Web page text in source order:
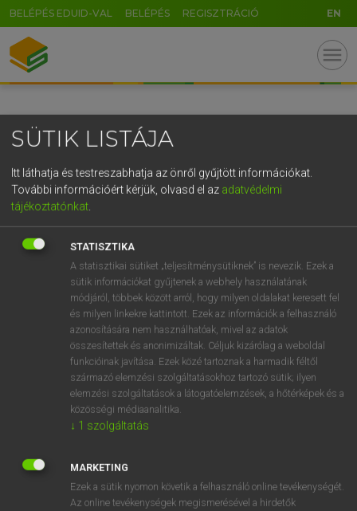
BELÉPÉS EDUID-VAL BELÉPÉS REGISZTRÁCIÓ EN
menu
OOOOPS!
SÜTIK LISTÁJA
Itt láthatja és testreszabhatja az önről gyűjtött információkat.
További információért kérjük, olvasd el az adatvédelmi
tájékoztatónkat
STATISZTIKA
A statisztikai sütiket „teljesítménysütiknek” is nevezik. Ezek a
sütik információkat gyűjtenek a webhely használatának
módjáról, többek között arról, hogy milyen oldalakat keresett fel
és milyen linkekre kattintott. Ezek az információk a felhasználó
azonosítására nem használhatóak, mivel az adatok
összesítettek és anonimizáltak. Céljuk kizárólag a weboldal
funkcióinak javítása. Ezek közé tartoznak a harmadik féltől
származó elemzési szolgáltatásokhoz tartozó sütik; ilyen
elemzési szolgáltatások a látogatóelemzések, a hőtérképek és a
közösségi médiaanalitika.
↓ 1 szolgáltatás
MARKETING
Ezek a sütik nyomon követik a felhasználó online tevékenységét.
Az online tevékenységek megismerésével a hirdetők
GR
5
g h k l
v b n m , . - AltGr